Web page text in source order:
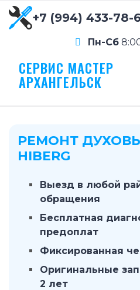
+7 (994) 433-78-
Пн-Сб
СЕРВИС МАСТЕР
АРХАНГЕЛЬСК
РЕМОНТ
HIBERG
Выезд в любой
обращения
Бесплатная
предоплат
Фиксированная
Оригинальные
2 лет